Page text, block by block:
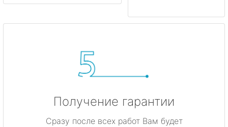
Получение гарантии
Сразу после всех работ Вам будет